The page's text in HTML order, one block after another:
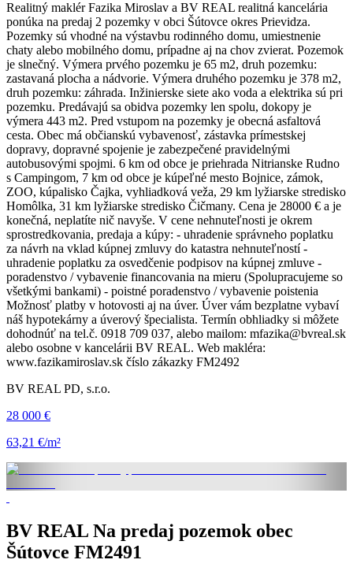
Realitný maklér Fazika Miroslav a BV REAL realitná kancelária
ponúka na predaj 2 pozemky v obci Šútovce okres Prievidza.
Pozemky sú vhodné na výstavbu rodinného domu, umiestnenie
chaty alebo mobilného domu, prípadne aj na chov zvierat. Pozemok
je slnečný. Výmera prvého pozemku je 65 m2, druh pozemku:
zastavaná plocha a nádvorie. Výmera druhého pozemku je 378 m2,
druh pozemku: záhrada. Inžinierske siete ako voda a elektrika sú pri
pozemku. Predávajú sa obidva pozemky len spolu, dokopy je
výmera 443 m2. Pred vstupom na pozemky je obecná asfaltová
cesta. Obec má občianskú vybavenosť, zástavka prímestskej
dopravy, dopravné spojenie je zabezpečené pravidelnými
autobusovými spojmi. 6 km od obce je priehrada Nitrianske Rudno
s Campingom, 7 km od obce je kúpeľné mesto Bojnice, zámok,
ZOO, kúpalisko Čajka, vyhliadková veža, 29 km lyžiarske stredisko
Homôlka, 31 km lyžiarske stredisko Čičmany. Cena je 28000 € a je
konečná, neplatíte nič navyše. V cene nehnuteľnosti je okrem
sprostredkovania, predaja a kúpy: - uhradenie správneho poplatku
za návrh na vklad kúpnej zmluvy do katastra nehnuteľností -
uhradenie poplatku za osvedčenie podpisov na kúpnej zmluve -
poradenstvo / vybavenie financovania na mieru (Spolupracujeme so
všetkými bankami) - poistné poradenstvo / vybavenie poistenia
Možnosť platby v hotovosti aj na úver. Úver vám bezplatne vybaví
náš hypotekárny a úverový špecialista. Termín obhliadky si môžete
dohodnúť na tel.č. 0918 709 037, alebo mailom: mfazika@bvreal.sk
alebo osobne v kancelárii BV REAL. Web makléra:
www.fazikamiroslav.sk číslo zákazky FM2492
BV REAL PD, s.r.o.
28 000 €
63,21 €/m²
BV REAL Na predaj pozemok obec
Šútovce FM2491